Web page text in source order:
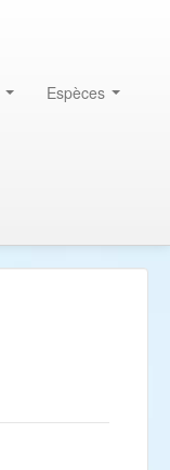
Espèces